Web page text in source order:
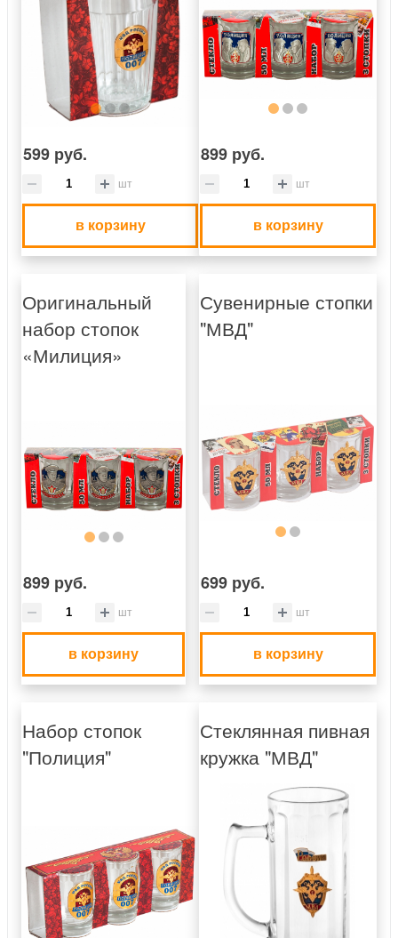
599 руб.
шт
в корзину
899 руб.
шт
в корзину
Оригинальный
набор стопок
«Милиция»
899 руб.
шт
в корзину
Сувенирные стопки
"МВД"
699 руб.
шт
в корзину
Набор стопок
"Полиция"
Стеклянная пивная
кружка "МВД"